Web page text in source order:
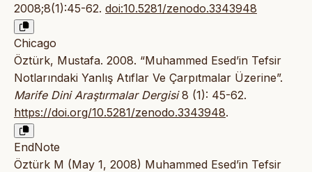
2008;8(1):45-62. doi:10.5281/zenodo.3343948
Chicago
Öztürk, Mustafa. 2008. “Muhammed Esed’in Tefsir
Notlarındaki Yanlış Atıflar Ve Çarpıtmalar Üzerine”.
Marife Dini Araştırmalar Dergisi8 (1): 45-62.
https://doi.org/10.5281/zenodo.3343948.
EndNote
Öztürk M (May 1, 2008) Muhammed Esed’in Tefsir